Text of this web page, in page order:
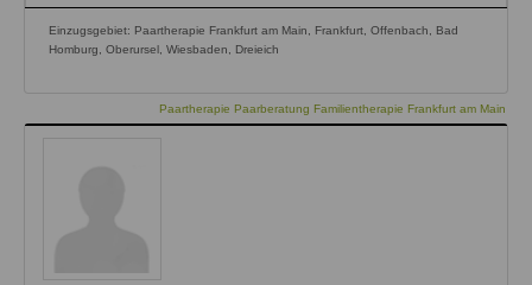
Einzugsgebiet: Paartherapie Frankfurt am Main, Frankfurt, Offenbach, Bad
Homburg, Oberursel, Wiesbaden, Dreieich
Paartherapie Paarberatung Familientherapie Frankfurt am Main